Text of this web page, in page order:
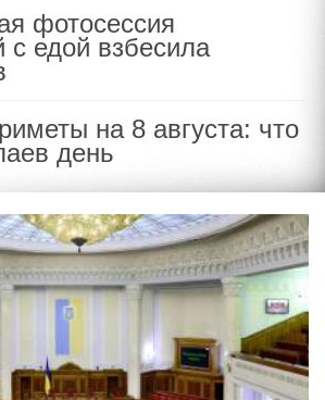
фотосессия
едой взбесила
на 8 августа: что
день